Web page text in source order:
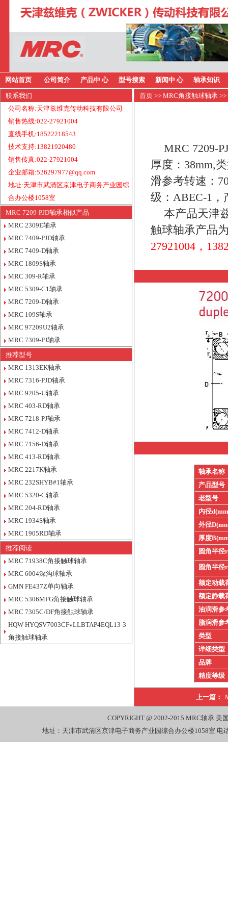
网站首页 公司简介 产品中 心 型号搜索 新闻中 心 轴承知识
联系我们
公司名称:天津兹维克传动科技有限公司
销售热线:022-27921004
直线手机:18522218543
技术支持:13821920480
销售传真:022-27921004
企业邮箱:526297977@qq.com
地址:天津市武清区京津电子商务产业园综
合办公楼1058室
MRC 7209-PJD轴承相似产品
MRC 2309E轴承
MRC 7409-PJD轴承
MRC 7409-D轴承
MRC 1809S轴承
MRC 309-R轴承
MRC 5309-C1轴承
MRC 7209-D轴承
MRC 109S轴承
MRC 97209U2轴承
MRC 7309-PJ轴承
推荐型号
MRC 1313EK轴承
MRC 7316-PJD轴承
MRC 9205-U轴承
MRC 403-RD轴承
MRC 7218-PJ轴承
MRC 7412-D轴承
MRC 7156-D轴承
MRC 413-RD轴承
MRC 2217K轴承
MRC 232SHYB#1轴承
MRC 5320-C轴承
MRC 204-RD轴承
MRC 1934S轴承
MRC 1905RD轴承
推荐阅读
MRC 71938C角接触球轴承
MRC 6004深沟球轴承
GMN FE437Z单向轴承
MRC 5306MFG角接触球轴承
MRC 7305C/DF角接触球轴承
HQW HYQSV7003CFvLLBTAP4EQL13-3
角接触球轴承
首页 >> MRC角接触球轴承
MRC 7209-
厚度：38mm,
滑参考转速：
级：ABEC-1，
本产品天津
触球轴承产品
27921004，
轴承名称
产品型号
老型号
内径
外径
厚度
圆角半径r
圆角半径r
额定动载
额定静载
油润滑参
脂润滑参
类型
详细类型
品牌
精度等级
上一篇：
COPYRIGHT @ 2002-2015 MRC轴承 美
地址：天津市武清区京津电子商务产业园综合办公楼1058室 电